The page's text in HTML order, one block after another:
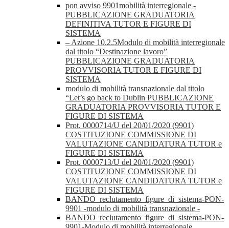
pon avviso 9901mobilità interregionale -
PUBBLICAZIONE GRADUATORIA
DEFINITIVA TUTOR E FIGURE DI
SISTEMA
– Azione 10.2.5Modulo di mobilità interregionale
dal titolo “Destinazione lavoro”
PUBBLICAZIONE GRADUATORIA
PROVVISORIA TUTOR E FIGURE DI
SISTEMA
modulo di mobilità transnazionale dal titolo
“Let’s go back to Dublin PUBBLICAZIONE
GRADUATORIA PROVVISORIA TUTOR E
FIGURE DI SISTEMA
Prot. 0000714/U del 20/01/2020 (9901)
COSTITUZIONE COMMISSIONE DI
VALUTAZIONE CANDIDATURA TUTOR e
FIGURE DI SISTEMA
Prot. 0000713/U del 20/01/2020 (9901)
COSTITUZIONE COMMISSIONE DI
VALUTAZIONE CANDIDATURA TUTOR e
FIGURE DI SISTEMA
BANDO_reclutamento_figure_di_sistema-PON-
9901 -modulo di mobilità transnazionale -
BANDO_reclutamento_figure_di_sistema-PON-